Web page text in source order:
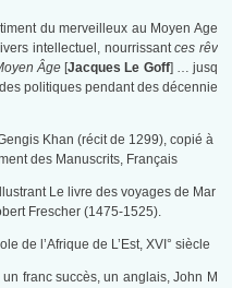
du merveilleux au Moyen Age
intellectuel, nourrissantces rêv
Âge [Jacques Le Goff] … jusq
politiques pendant des décennie
Khan (récit de 1299), copié à
des Manuscrits, Français
Le livre des voyages de Mar
Frescher (1475-1525).
de l’Afrique de L’Est, XVI° siècle
franc succès, un anglais, John M